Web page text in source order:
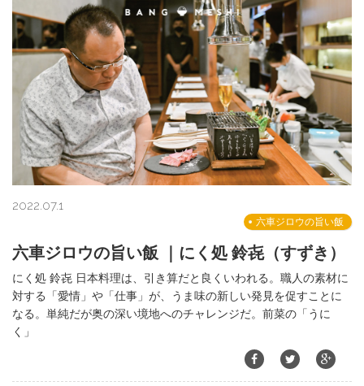
2022.07.1
六車ジロウの旨い飯
六車ジロウの旨い飯 ｜にく処 鈴㐂（すずき）
にく処 鈴㐂 日本料理は、引き算だと良くいわれる。職人の素材に
対する「愛情」や「仕事」が、うま味の新しい発見を促すことに
なる。単純だが奥の深い境地へのチャレンジだ。前菜の「うに
く」